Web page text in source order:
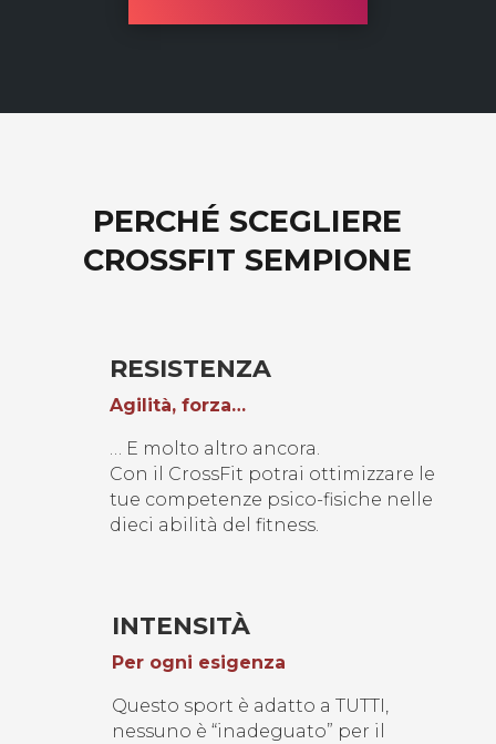
PERCHÉ SCEGLIERE
CROSSFIT SEMPIONE
RESISTENZA
Agilità, forza…
… E molto altro ancora.
Con il CrossFit potrai ottimizzare le
tue competenze psico-fisiche nelle
dieci abilità del fitness.
INTENSITÀ
Per ogni esigenza
Questo sport è adatto a TUTTI,
nessuno è “inadeguato” per il